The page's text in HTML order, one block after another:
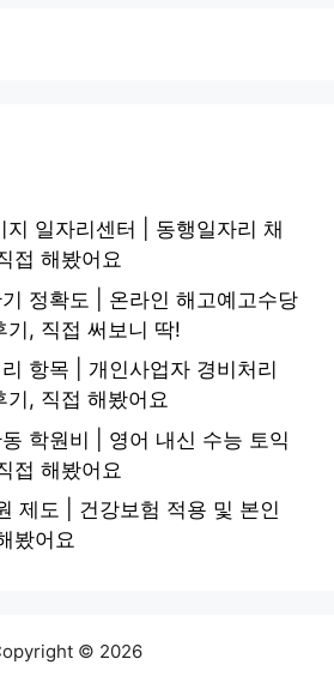
지 일자리센터 | 동행일자리 채
접 해봤어요
정확도 | 온라인 해고예고수당
기, 직접 써보니 딱!
항목 | 개인사업자 경비처리
기, 직접 해봤어요
학원비 | 영어 내신 수능 토익
접 해봤어요
제도 | 건강보험 적용 및 본인
봤어요
© 2026